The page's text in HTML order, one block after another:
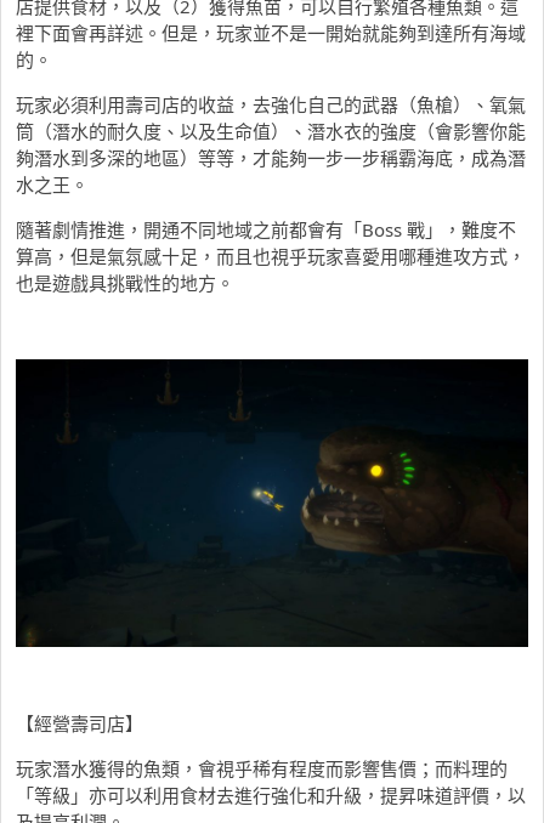
店提供食材，以及（2）獲得魚苗，可以自行繁殖各種魚類。這
裡下面會再詳述。但是，玩家並不是一開始就能夠到達所有海域
的。
玩家必須利用壽司店的收益，去強化自己的武器（魚槍）、氧氣
筒（潛水的耐久度、以及生命值）、潛水衣的強度（會影響你能
夠潛水到多深的地區）等等，才能夠一步一步稱霸海底，成為潛
水之王。
隨著劇情推進，開通不同地域之前都會有「Boss 戰」，難度不
算高，但是氣氛感十足，而且也視乎玩家喜愛用哪種進攻方式，
也是遊戲具挑戰性的地方。
【經營壽司店】
玩家潛水獲得的魚類，會視乎稀有程度而影響售價；而料理的
「等級」亦可以利用食材去進行強化和升級，提昇味道評價，以